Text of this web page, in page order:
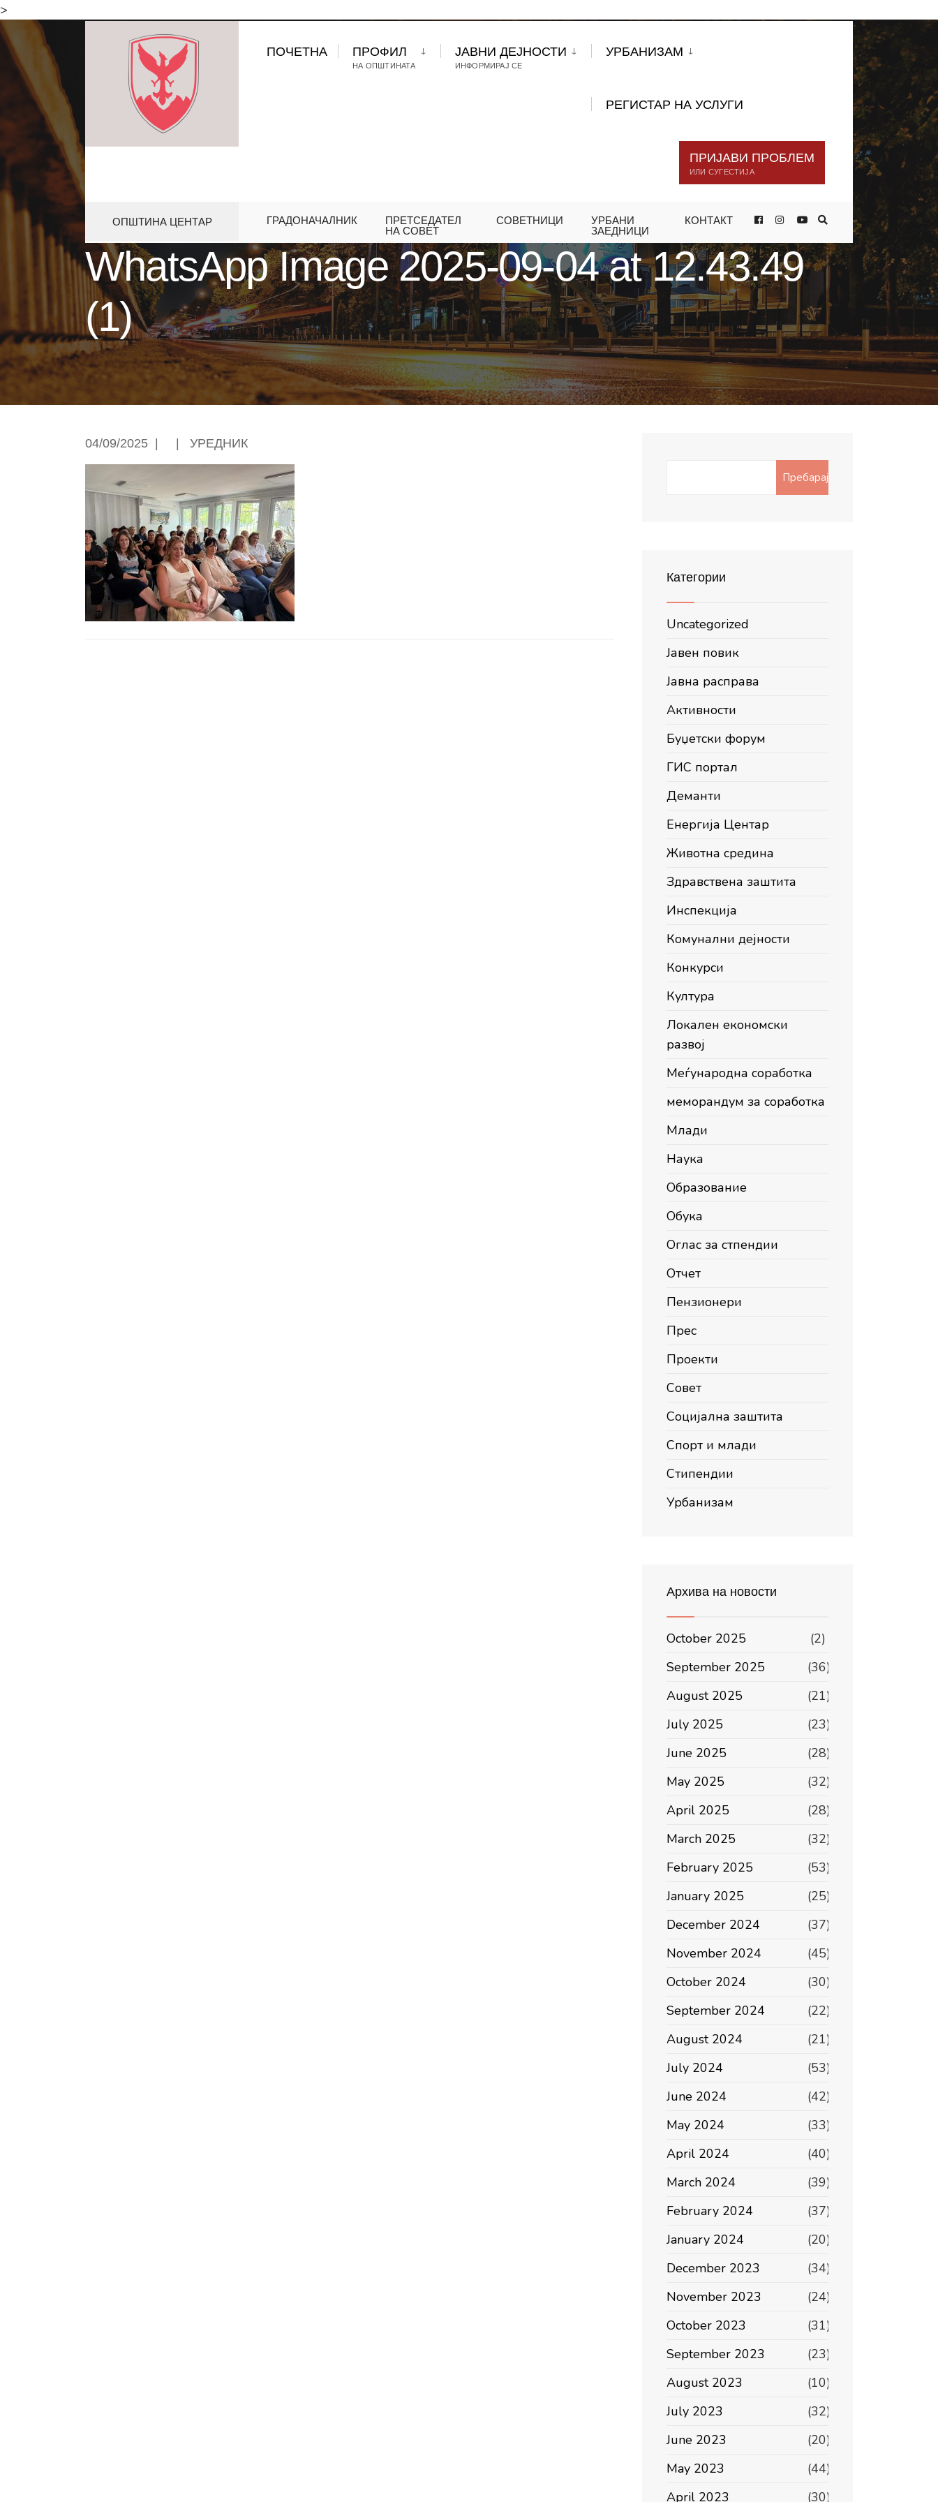
>
ПОЧЕТНА ПРОФИЛ
НА ОПШТИНАТА
ЈАВНИ ДЕЈНОСТИ
ИНФОРМИРАЈ СЕ
УРБАНИЗАМ
РЕГИСТАР НА УСЛУГИ
ПРИЈАВИ ПРОБЛЕМ
ИЛИ СУГЕСТИЈА
ОПШТИНА ЦЕНТАР ГРАДОНАЧАЛНИК
ПРЕТСЕДАТЕЛ
НА СОВЕТ
СОВЕТНИЦИ
УРБАНИ
ЗАЕДНИЦИ
КОНТАКТ
HOME WHATSAPP IMAGE 2025-09-04 AT 12.43.49 (1)
WhatsApp Image 2025-09-04 at 12.43.49
(1)
04/09/2025 УРЕДНИК
Пребарај
Категории
Uncategorized
Јавен повик
Јавна расправа
Активности
Буџетски форум
ГИС портал
Деманти
Енергија Центар
Животна средина
Здравствена заштита
Инспекција
Комунални дејности
Конкурси
Култура
Локален економски
развој
Меѓународна соработка
меморандум за соработка
Млади
Наука
Образование
Обука
Оглас за стпендии
Отчет
Пензионери
Прес
Проекти
Совет
Социјална заштита
Спорт и млади
Стипендии
Урбанизам
Архива на новости
October 2025
(2)
September 2025
(36)
August 2025
(21)
July 2025
(23)
June 2025
(28)
May 2025
(32)
April 2025
(28)
March 2025
(32)
February 2025
(53)
January 2025
(25)
December 2024
(37)
November 2024
(45)
October 2024
(30)
September 2024
(22)
August 2024
(21)
July 2024
(53)
June 2024
(42)
May 2024
(33)
April 2024
(40)
March 2024
(39)
February 2024
(37)
January 2024
(20)
December 2023
(34)
November 2023
(24)
October 2023
(31)
September 2023
(23)
August 2023
(10)
July 2023
(32)
June 2023
(20)
May 2023
(44)
April 2023
(30)